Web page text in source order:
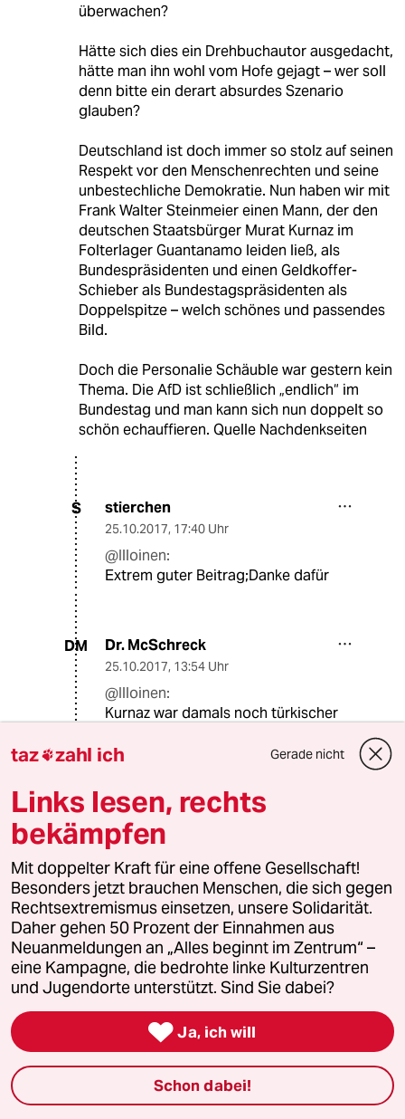
überwachen?
Hätte sich dies ein Drehbuchautor ausgedacht,
hätte man ihn wohl vom Hofe gejagt – wer soll
denn bitte ein derart absurdes Szenario
glauben?
Deutschland ist doch immer so stolz auf seinen
Respekt vor den Menschenrechten und seine
unbestechliche Demokratie. Nun haben wir mit
Frank Walter Steinmeier einen Mann, der den
deutschen Staatsbürger Murat Kurnaz im
Folterlager Guantanamo leiden ließ, als
Bundespräsidenten und einen Geldkoffer-
Schieber als Bundestagspräsidenten als
Doppelspitze – welch schönes und passendes
Bild.
Doch die Personalie Schäuble war gestern kein
Thema. Die AfD ist schließlich „endlich“ im
Bundestag und man kann sich nun doppelt so
schön echauffieren. Quelle Nachdenkseiten
S stierchen
25.10.2017, 17:40 Uhr
@Illoinen:
Extrem guter Beitrag;Danke dafür
DM Dr. McSchreck
25.10.2017, 13:54 Uhr
@Illoinen:
Kurnaz war damals noch türkischer
Bundestagspräsident ist es
Null oder zur Homo-ehe steht. Im
Bundestag wird niemand getraut,
weder schwul noch hetero, schon gar
nicht vom Bundestagspräsidenten.
L lions
26.10.2017 09:52 Uhr
@Dr. McSchreck:
Herr Menschenfreund, ein in
Guantanamo (rechtsfreier Raum)
unter schlimmsten Bedingungen
festgehaltener Mann, von dessen
Unschuld nun sogar die Amis und der
BND überzeugt waren, wird von
Ersteren zur Auslieferung nach D
taz zahl ich Gerade nicht
Links lesen, rechts
bekämpfen
Mit doppelter Kraft für eine offene Gesellschaft!
Besonders jetzt brauchen Menschen, die sich gegen
Rechtsextremismus einsetzen, unsere Solidarität.
Daher gehen 50 Prozent der Einnahmen aus
Neuanmeldungen an „Alles beginnt im Zentrum“ –
eine Kampagne, die bedrohte linke Kulturzentren
und Jugendorte unterstützt. Sind Sie dabei?
 Ja, ich will
Schon dabei!